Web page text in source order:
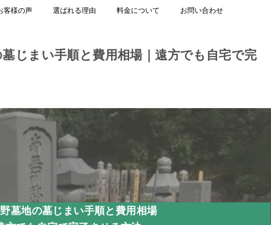
客様の声 選ばれる理由 料金について お問い合わせ
じまい手順と費用相場｜遠方でも自宅で完
墓地の墓じまい手順と費用相場